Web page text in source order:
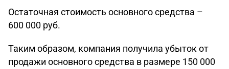
Остаточная стоимость основного средства –
600 000 руб.
Таким образом, компания получила убыток от
продажи основного средства в размере 150 000